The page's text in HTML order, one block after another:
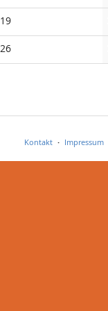
19
26
Kontakt Impressum